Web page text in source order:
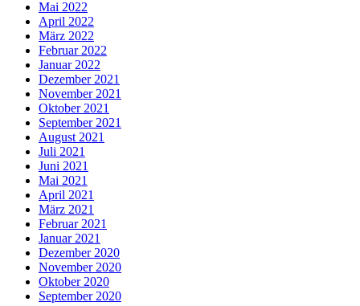
Mai 2022
April 2022
März 2022
Februar 2022
Januar 2022
Dezember 2021
November 2021
Oktober 2021
September 2021
August 2021
Juli 2021
Juni 2021
Mai 2021
April 2021
März 2021
Februar 2021
Januar 2021
Dezember 2020
November 2020
Oktober 2020
September 2020